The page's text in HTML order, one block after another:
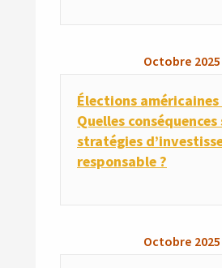
Octobre 2025
Élections américaines
Quelles conséquences
stratégies
responsable ?
Octobre 2025